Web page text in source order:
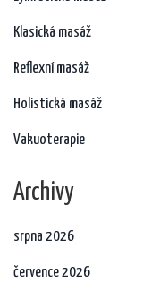
Klasická masáž
Reflexní masáž
Holistická masáž
Vakuoterapie
Archivy
srpna 2026
července 2026